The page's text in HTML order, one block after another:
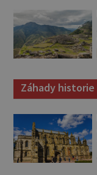
Záhady historie